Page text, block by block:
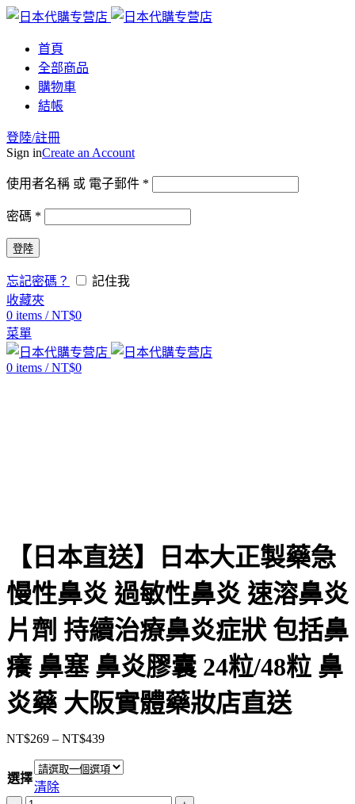
首頁
全部商品
購物車
結帳
登陸/註冊
Sign inCreate an Account
使用者名稱 或 電子郵件 *
密碼 *
登陸
忘記密碼？
記住我
收藏夾
0 items / NT$0
菜單
0 items / NT$0
【日本直送】日本大正製藥急
慢性鼻炎 過敏性鼻炎 速溶鼻炎
片劑 持續治療鼻炎症狀 包括鼻
癢 鼻塞 鼻炎膠囊 24粒/48粒 鼻
炎藥 大阪實體藥妝店直送
NT$269 – NT$439價
格
圍：
選擇
清除